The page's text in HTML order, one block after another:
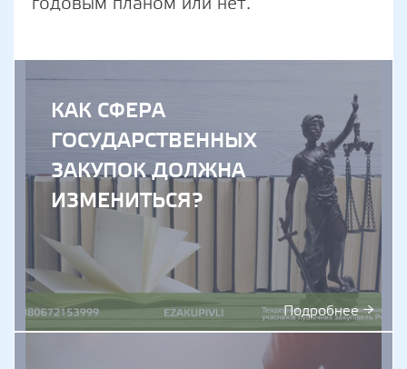
КАК СФЕРА
ГОСУДАРСТВЕННЫХ
ЗАКУПОК ДОЛЖНА
ИЗМЕНИТЬСЯ?
Подробнее →